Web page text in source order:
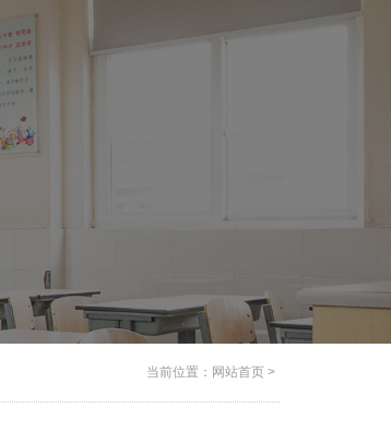
当前位置： 网站首页 >